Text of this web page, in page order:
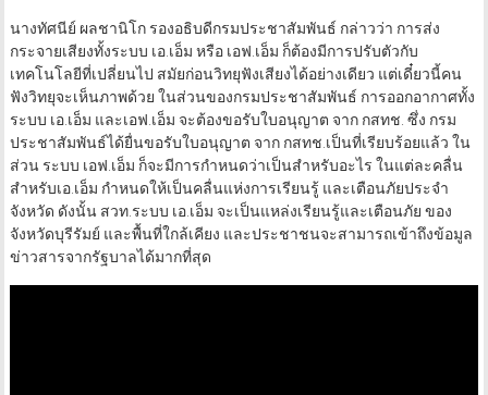
นางทัศนีย์ ผลชานิโก รองอธิบดีกรมประชาสัมพันธ์ กล่าวว่า การส่ง
กระจายเสียงทั้งระบบ เอ.เอ็ม หรือ เอฟ.เอ็ม ก็ต้องมีการปรับตัวกับ
เทคโนโลยีที่เปลี่ยนไป สมัยก่อนวิทยุฟังเสียงได้อย่างเดียว แต่เดี๋ยวนี้คน
ฟังวิทยุจะเห็นภาพด้วย ในส่วนของกรมประชาสัมพันธ์ การออกอากาศทั้ง
ระบบ เอ.เอ็ม และเอฟ.เอ็ม จะต้องขอรับใบอนุญาต จาก กสทช. ซึ่ง กรม
ประชาสัมพันธ์ได้ยื่นขอรับใบอนุญาต จาก กสทช.เป็นที่เรียบร้อยแล้ว ใน
ส่วน ระบบ เอฟ.เอ็ม ก็จะมีการกำหนดว่าเป็นสำหรับอะไร ในแต่ละคลื่น
สำหรับเอ.เอ็ม กำหนดให้เป็นคลื่นแห่งการเรียนรู้ และเตือนภัยประจำ
จังหวัด ดังนั้น สวท.ระบบ เอ.เอ็ม จะเป็นแหล่งเรียนรู้และเตือนภัย ของ
จังหวัดบุรีรัมย์ และพื้นที่ใกล้เคียง และประชาชนจะสามารถเข้าถึงข้อมูล
ข่าวสารจากรัฐบาลได้มากที่สุด